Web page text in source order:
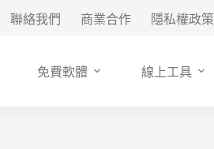
聯絡我們 商業合作 隱私權政策
免費軟體 線上工具